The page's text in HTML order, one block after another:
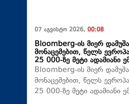
07 აგვისტო 2026, 00:08
Bloomberg-ის მიერ
მონაცემებით, წელს
25 000-ზე მეტი ადამიანი
Bloomberg-ის მიერ
მონაცემებით, წელს
25 000-ზე მეტი ადამიანი